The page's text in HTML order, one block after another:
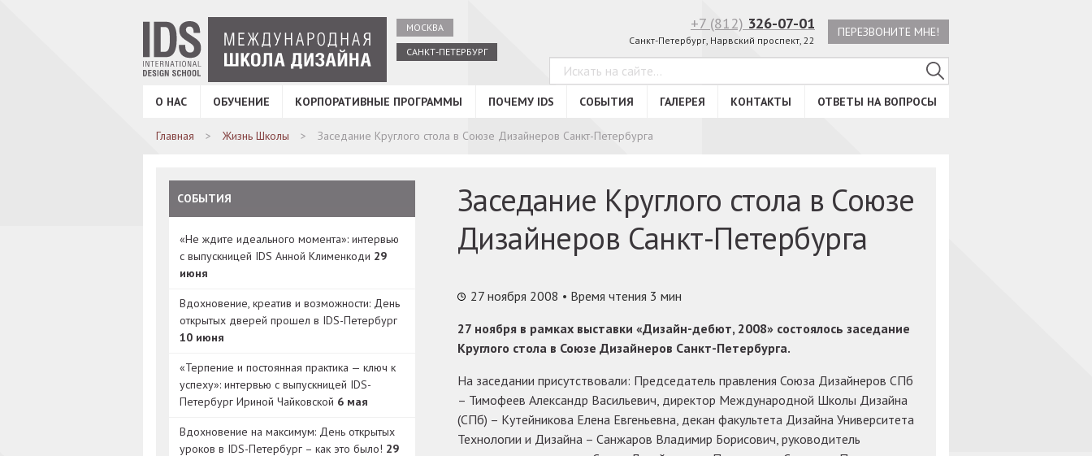
МОСКВА
САНКТ-ПЕТЕРБУРГ
+7 (812) 326-07-01
Санкт-Петербург, Нарвский проспект, 22
ПЕРЕЗВОНИТЕ МНЕ!
О НАС ОБУЧЕНИЕ КОРПОРАТИВНЫЕ ПРОГРАММЫ ПОЧЕМУ IDS СОБЫТИЯ ГАЛЕРЕЯ КОНТАКТЫ ОТВЕТЫ НА ВОПРОСЫ
Главная Жизнь Школы Заседание Круглого стола в Союзе Дизайнеров Санкт-Петербурга
СОБЫТИЯ
«Не ждите идеального момента»: интервью
с выпускницей IDS Анной Клименкоди 29
июня
Вдохновение, креатив и возможности: День
открытых дверей прошел в IDS-Петербург
10 июня
«Терпение и постоянная практика — ключ к
успеху»: интервью с выпускницей IDS-
Петербург Ириной Чайковской 6 мая
Вдохновение на максимум: День открытых
уроков в IDS-Петербург – как это было! 29
Заседание Круглого стола в Союзе
Дизайнеров Санкт-Петербурга
27 ноября 2008 • Время чтения 3 мин
27 ноября в рамках выставки «Дизайн-дебют, 2008» состоялось заседание
Круглого стола в Союзе Дизайнеров Санкт-Петербурга.
На заседании присутствовали: Председатель правления Союза Дизайнеров СПб
– Тимофеев Александр Васильевич, директор Международной Школы Дизайна
(СПб) – Кутейникова Елена Евгеньевна, декан факультета Дизайна Университета
Технологии и Дизайна – Санжаров Владимир Борисович, руководитель